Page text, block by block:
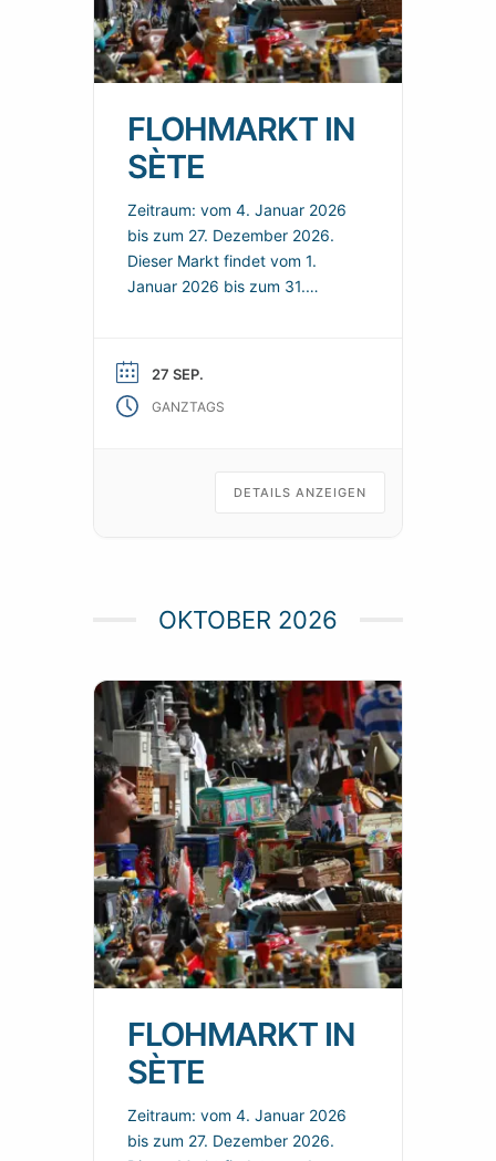
FLOHMARKT IN
SÈTE
Zeitraum: vom 4. Januar 2026
bis zum 27. Dezember 2026.
Dieser Markt findet vom 1.
Januar 2026 bis zum 31.
der Nähe und nützliche
praktische Informationen, um
Ihren Besuch zu organisieren.
Schnäppchen suchen.
27 SEP.
GANZTAGS
DETAILS ANZEIGEN
OKTOBER 2026
FLOHMARKT IN
SÈTE
Zeitraum: vom 4. Januar 2026
bis zum 27. Dezember 2026.